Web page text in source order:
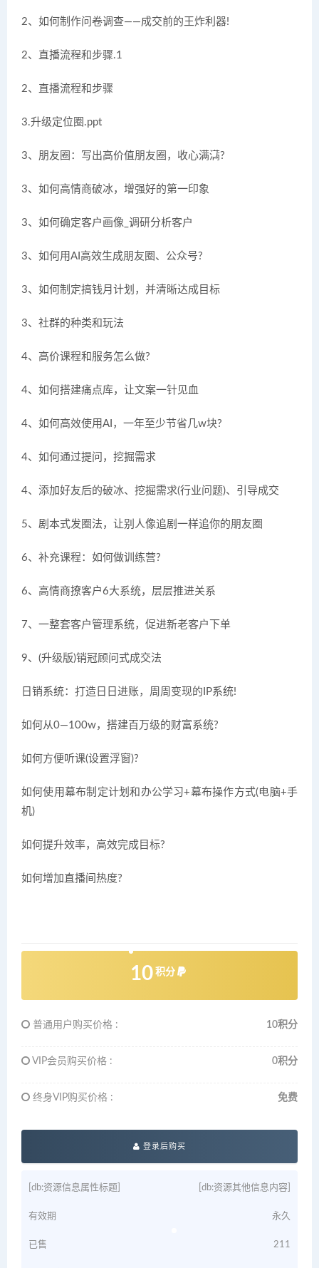
2、如何制作问卷调查——成交前的王炸利器!
2、直播流程和步骤.1
2、直播流程和步骤
3.升级定位圈.ppt
3、朋友圈：写出高价值朋友圈，收心满满?
3、如何高情商破冰，增强好的第一印象
3、如何确定客户画像_调研分析客户
3、如何用AI高效生成朋友圈、公众号?
3、如何制定搞钱月计划，并清晰达成目标
3、社群的种类和玩法
4、高价课程和服务怎么做?
4、如何搭建痛点库，让文案一针见血
4、如何高效使用AI，一年至少节省几w块?
4、如何通过提问，挖掘需求
4、添加好友后的破冰、挖掘需求(行业问题)、引导成交
5、剧本式发圈法，让别人像追剧一样追你的朋友圈
6、补充课程：如何做训练营?
6、高情商撩客户6大系统，层层推进关系
7、一整套客户管理系统，促进新老客户下单
9、(升级版)销冠顾问式成交法
日销系统：打造日日进账，周周变现的IP系统!
如何从0—100w，搭建百万级的财富系统?
如何方便听课(设置浮窗)?
如何使用幕布制定计划和办公学习+幕布操作方式(电脑+手
机)
如何提升效率，高效完成目标?
如何增加直播间热度?
10 积分
普通用户购买价格 : 10积分
VIP会员购买价格 : 0积分
终身VIP购买价格 : 免费
登录后购买
[db:资源信息属性标题] [db:资源其他信息内容]
有效期 永久
已售 211